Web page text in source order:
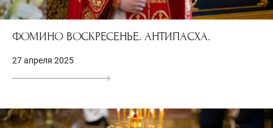
ФОМИНО ВОСКРЕСЕНЬЕ. АНТИПАСХА.
27 апреля 2025